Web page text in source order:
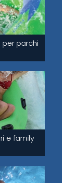
parchi
e family